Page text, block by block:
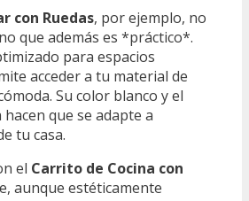
con Ruedas, por ejemplo, no
que además es *práctico*.
para espacios
acceder a tu material de
Su color blanco y el
que se adapte a
tu casa.
el Carrito de Cocina con
aunque estéticamente